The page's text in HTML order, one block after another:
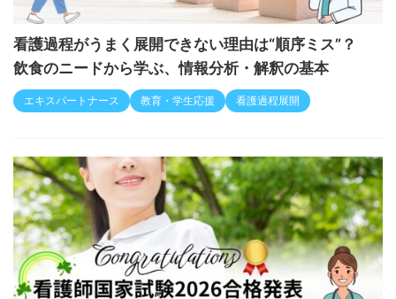
看護過程がうまく展開できない理由は“順序ミス”？
飲食のニードから学ぶ、情報分析・解釈の基本
エキスパートナース 教育・学生応援 看護過程展開